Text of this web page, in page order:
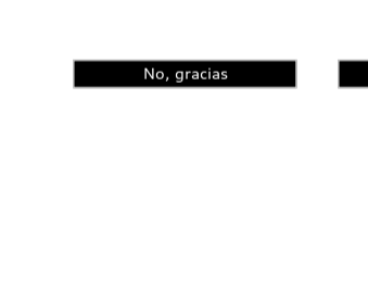
Atención a clientes
No, gracias